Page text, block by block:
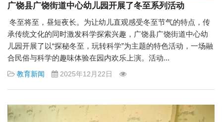
广饶县广饶街道中心幼儿园开展了冬至系列活动
冬至将至，昼短夜长。为让幼儿直观感受冬至节气的特点，传
承传统文化的同时激发科学探索兴趣，广饶县广饶街道中心幼
儿园开展了以“探秘冬至，玩转科学”为主题的特色活动，一场融
合民俗与科学的趣味体验在园内欢乐上演。活动...
教育新闻 2025年12月22日